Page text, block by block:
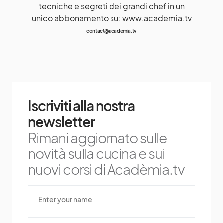
tecniche e segreti dei grandi chef in un
unico abbonamento su: www.academia.tv
contact@academia.tv
Iscriviti alla nostra
newsletter
Rimani aggiornato sulle
novità sulla cucina e sui
nuovi corsi di Acadèmia.tv